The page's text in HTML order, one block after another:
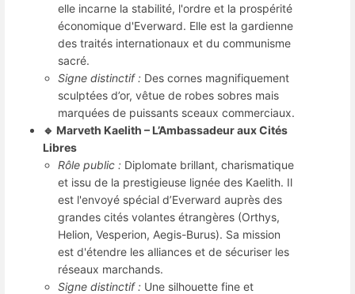
elle incarne la stabilité, l'ordre et la prospérité
économique d'Everward. Elle est la gardienne
des traités internationaux et du communisme
sacré.
Signe distinctif : Des cornes magnifiquement
sculptées d’or, vêtue de robes sobres mais
marquées de puissants sceaux commerciaux.
🔹 Marveth Kaelith – L’Ambassadeur aux Cités
Libres
Rôle public : Diplomate brillant, charismatique
et issu de la prestigieuse lignée des Kaelith. Il
est l'envoyé spécial d’Everward auprès des
grandes cités volantes étrangères (Orthys,
Helion, Vesperion, Aegis-Burus). Sa mission
est d'étendre les alliances et de sécuriser les
réseaux marchands.
Signe distinctif : Une silhouette fine et